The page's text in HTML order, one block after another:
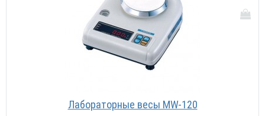
Лабораторные весы MW-120